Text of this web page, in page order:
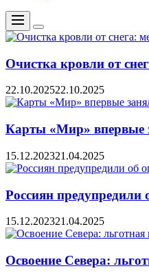
Меню
Цвет
переключателя
Очистка кровли от
22.10.202522.10.2025
Карты «Мир» впервые
15.12.202321.04.2025
Россиян предупредили
15.12.202321.04.2025
Освоение Севера: